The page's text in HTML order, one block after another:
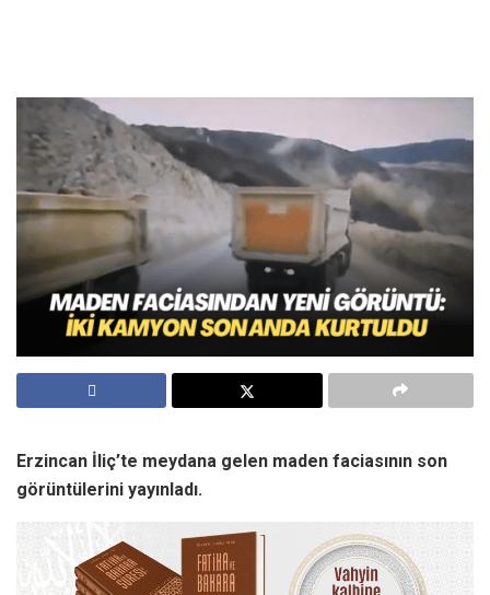
Erzincan İliç’te meydana gelen maden faciasının son
görüntülerini yayınladı.